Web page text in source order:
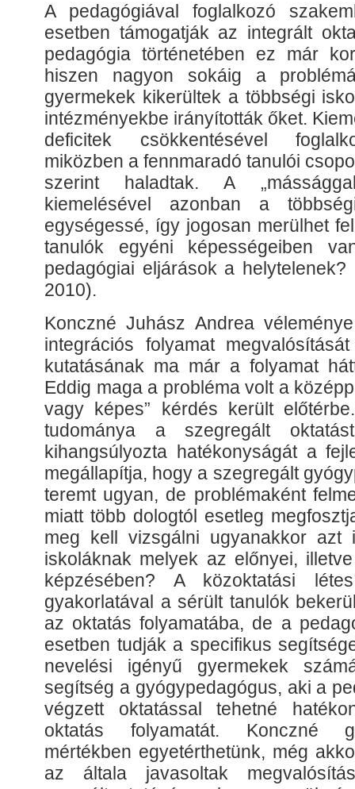
A pedagógiával foglalkozó
esetben támogatják az integrált
pedagógia történetében ez már
hiszen nagyon sokáig a
gyermekek kikerültek a többségi
intézményekbe irányították őket.
deficitek csökkentésével
miközben a fennmaradó tanulói
szerint haladtak. A
kiemelésével azonban a
egységessé, így jogosan merülhet
tanulók egyéni képességeiben
pedagógiai eljárások a
2010).
Konczné Juhász Andrea
integrációs folyamat
kutatásának ma már a folyamat
Eddig maga a probléma volt a
vagy képes” kérdés került
tudománya a szegregált
kihangsúlyozta hatékonyságát a
megállapítja, hogy a szegregált
teremt ugyan, de problémaként
miatt több dologtól esetleg
meg kell vizsgálni ugyanakkor
iskoláknak melyek az előnyei,
képzésében? A közoktatási
gyakorlatával a sérült tanulók
az oktatás folyamatába, de a
esetben tudják a specifikus
nevelési igényű gyermekek
segítség a gyógypedagógus, aki a
végzett oktatással tehetné
oktatás folyamatát. Konczné
mértékben egyetérthetünk, még
az általa javasoltak